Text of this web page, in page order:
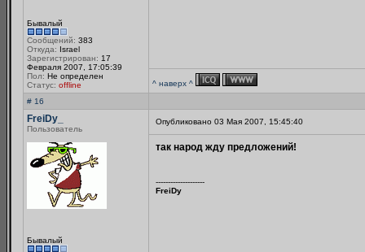
Бывалый
Сообщений: 383
Откуда: Israel
Зарегистрирован: 17
Февраля 2007, 17:05:39
Пол: Не определен
Статус: offline
^ наверх ^
# 16
FreiDy_
Пользователь
Бывалый
Опубликовано 03 Мая 2007, 15:45:40
так народ жду предложений!
--------------------
FreiDy